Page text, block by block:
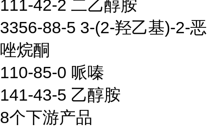
111-42-2 二乙醇胺
3356-88-5 3-(2-羟乙基)-2-恶
唑烷酮
110-85-0 哌嗪
141-43-5 乙醇胺
8个下游产品